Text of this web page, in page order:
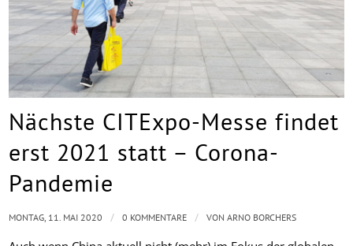
Nächste CITExpo-Messe findet
erst 2021 statt – Corona-
Pandemie
MONTAG, 11. MAI 2020 / 0 KOMMENTARE / VONARNO BORCHERS